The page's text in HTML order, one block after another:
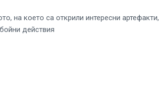
на което са открили интересни
действия